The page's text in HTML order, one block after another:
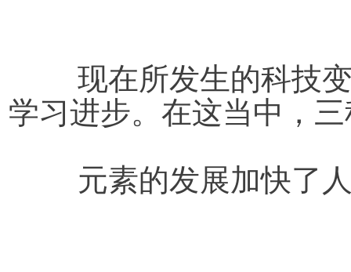
现在所发生的科技
学习进步。在这当中，
元素的发展加快了